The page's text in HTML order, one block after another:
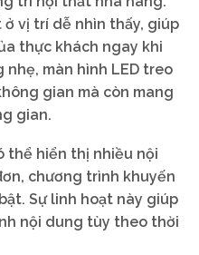
vị trí dễ nhìn thấy, giúp
thực khách ngay khi
màn hình LED treo
gian mà còn mang
gian.
thể hiển thị nhiều nội
chương trình khuyến
Sự linh hoạt này giúp
nội dung tùy theo thời